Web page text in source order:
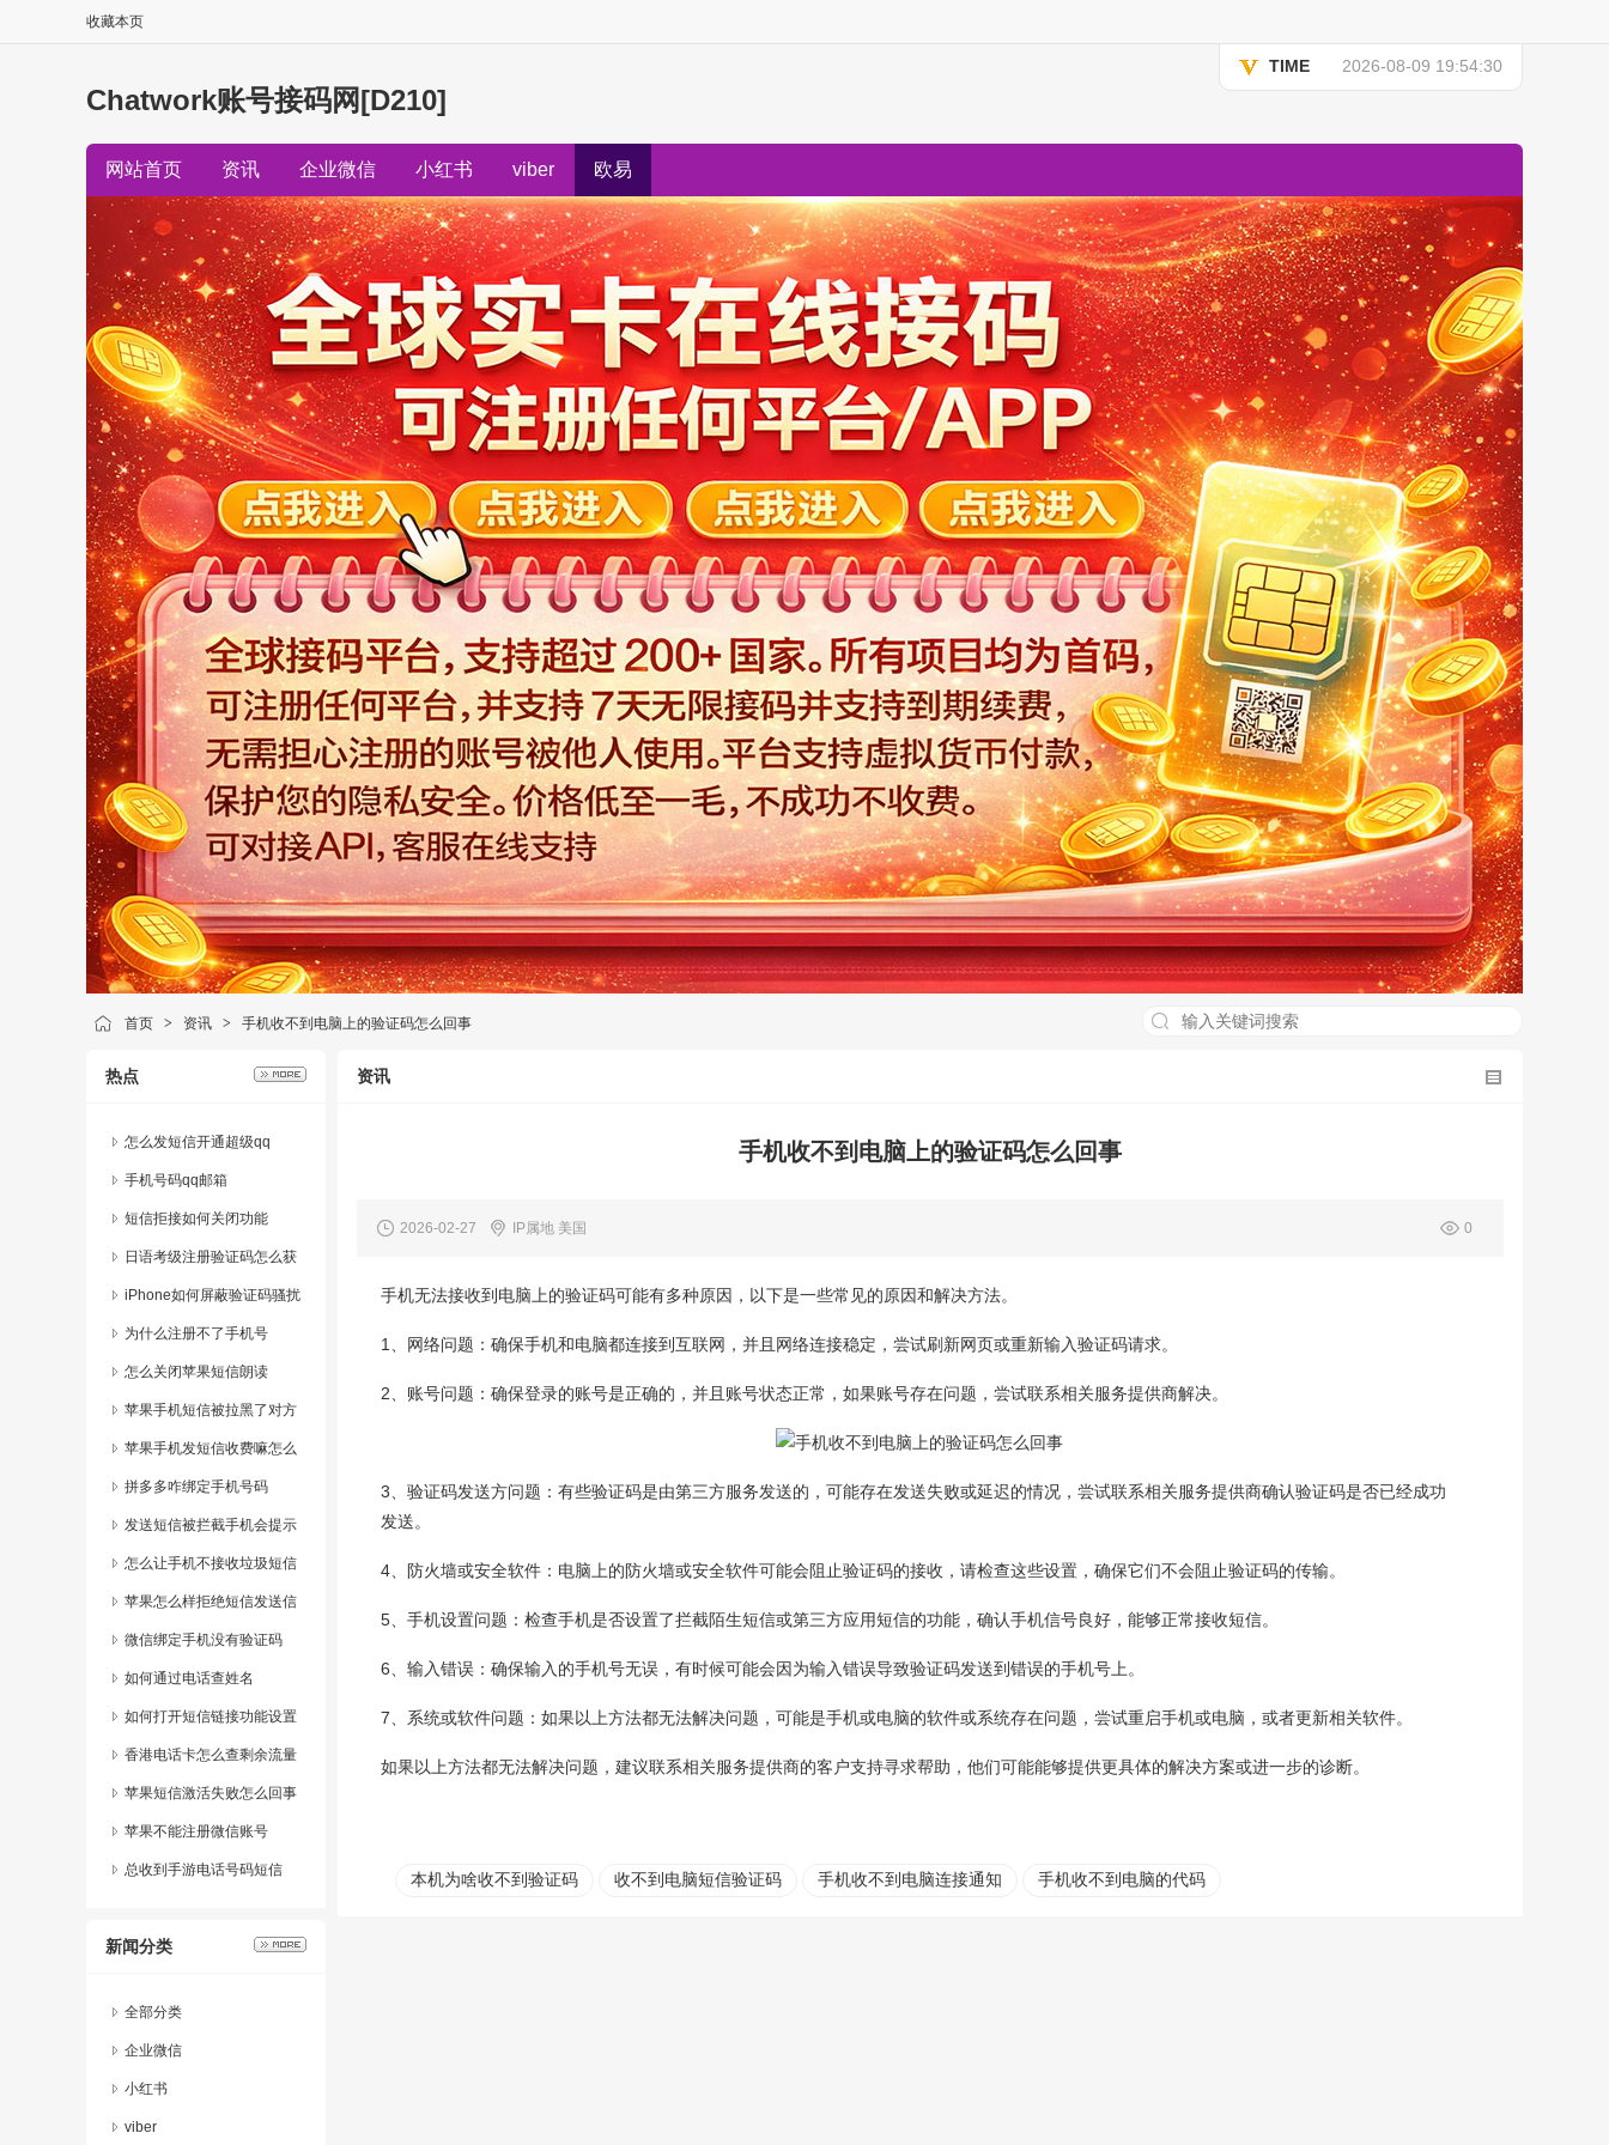
收藏本页
TIME 2026-08-09 19:54:30
Chatwork账号接码网[D210]
网站首页 资讯 企业微信 小红书 viber 欧易
首页 > 资讯 > 手机收不到电脑上的验证码怎么回事
热点
怎么发短信开通超级qq
手机号码qq邮箱
短信拒接如何关闭功能
日语考级注册验证码怎么获
取
iPhone如何屏蔽验证码骚扰
为什么注册不了手机号
怎么关闭苹果短信朗读
苹果手机短信被拉黑了对方
能看到吗
苹果手机发短信收费嘛怎么
设置的
拼多多咋绑定手机号码
发送短信被拦截手机会提示
什么
怎么让手机不接收垃圾短信
苹果怎么样拒绝短信发送信
息
微信绑定手机没有验证码
如何通过电话查姓名
如何打开短信链接功能设置
香港电话卡怎么查剩余流量
明细
苹果短信激活失败怎么回事
儿啊怎么解决
苹果不能注册微信账号
总收到手游电话号码短信
新闻分类
全部分类
企业微信
小红书
viber
资讯
手机收不到电脑上的验证码怎么回事
2026-02-27 IP属地 美国 0
手机无法接收到电脑上的验证码可能有多种原因，以下是一些常见的原因和解决方法。
1、网络问题：确保手机和电脑都连接到互联网，并且网络连接稳定，尝试刷新网页或重新输入验证码请求。
2、账号问题：确保登录的账号是正确的，并且账号状态正常，如果账号存在问题，尝试联系相关服务提供商解决。
3、验证码发送方问题：有些验证码是由第三方服务发送的，可能存在发送失败或延迟的情况，尝试联系相关服务提供商确认验证码是否已经成功
发送。
4、防火墙或安全软件：电脑上的防火墙或安全软件可能会阻止验证码的接收，请检查这些设置，确保它们不会阻止验证码的传输。
5、手机设置问题：检查手机是否设置了拦截陌生短信或第三方应用短信的功能，确认手机信号良好，能够正常接收短信。
6、输入错误：确保输入的手机号无误，有时候可能会因为输入错误导致验证码发送到错误的手机号上。
7、系统或软件问题：如果以上方法都无法解决问题，可能是手机或电脑的软件或系统存在问题，尝试重启手机或电脑，或者更新相关软件。
如果以上方法都无法解决问题，建议联系相关服务提供商的客户支持寻求帮助，他们可能能够提供更具体的解决方案或进一步的诊断。
本机为啥收不到验证码 收不到电脑短信验证码 手机收不到电脑连接通知 手机收不到电脑的代码